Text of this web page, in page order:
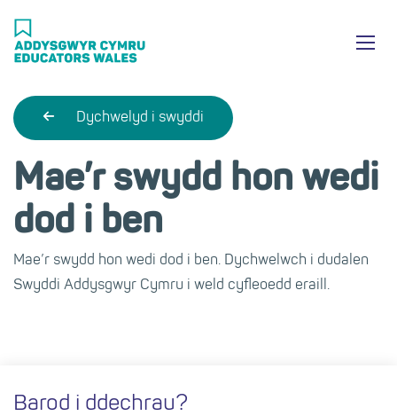
main
Dychwelyd i swyddi
Mae’r swydd hon wedi
dod i ben
Mae’r swydd hon wedi dod i ben. Dychwelwch i dudalen
Swyddi Addysgwyr Cymru i weld cyfleoedd eraill.
Barod i ddechrau?